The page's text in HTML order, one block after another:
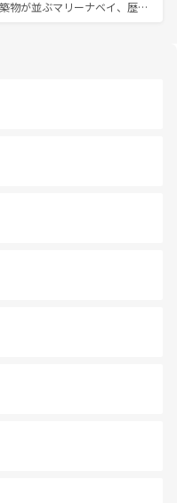
源が、訪れる旅人を魅了し続
で、香港を存分に楽しみ尽く
物が並ぶマリーナベイ、歴史
を楽しめる外せないスポット